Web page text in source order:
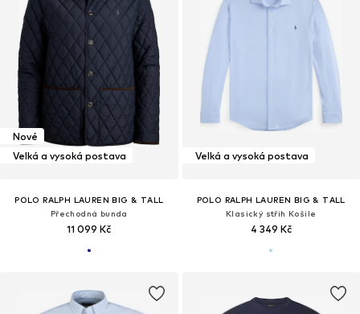
Nové
Velká a vysoká postava
POLO RALPH LAUREN BIG & TALL
Přechodná bunda
11 099 Kč
Velká a vysoká postava
POLO RALPH LAUREN BIG & TALL
Klasický střih Košile
4 349 Kč